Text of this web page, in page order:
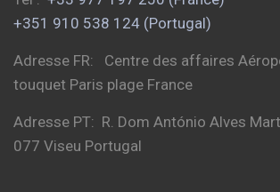
+351 910 538 124 (Portugal)
Adresse FR: Centre des affaires
touquet Paris plage France
Adresse PT: R. Dom António Alves
077 Viseu Portugal